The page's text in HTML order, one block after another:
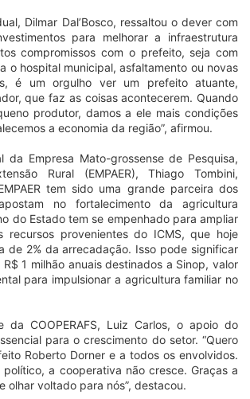
Dilmar Dal’Bosco, ressaltou o dever com
para melhorar a infraestrutura
compromissos com o prefeito, seja com
o hospital municipal, asfaltamento ou novas
é um orgulho ver um prefeito atuante,
que faz as coisas acontecerem. Quando
produtor, damos a ele mais condições
a economia da região”, afirmou.
da Empresa Mato-grossense de Pesquisa,
Rural (EMPAER), Thiago Tombini,
tem sido uma grande parceira dos
no fortalecimento da agricultura
do Estado tem se empenhado para ampliar
recursos provenientes do ICMS, que hoje
de 2% da arrecadação. Isso pode significar
1 milhão anuais destinados a Sinop, valor
para impulsionar a agricultura familiar no
da COOPERAFS, Luiz Carlos, o apoio do
para o crescimento do setor. “Quero
Roberto Dorner e a todos os envolvidos.
político, a cooperativa não cresce. Graças a
olhar voltado para nós”, destacou.